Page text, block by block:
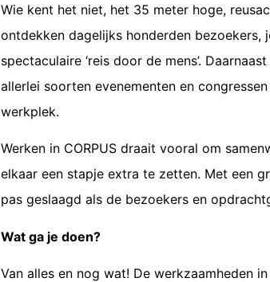
Wie kent het niet, het 35 meter hoge,
ontdekken dagelijks honderden bezoekers,
spectaculaire ‘reis door de mens’.
allerlei soorten evenementen en
werkplek.
Werken in CORPUS draait vooral om
elkaar een stapje extra te zetten. Met een
pas geslaagd als de bezoekers en
Wat ga je doen?
Van alles en nog wat! De werkzaamheden